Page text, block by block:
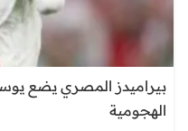
بيراميدز المصري يضع
الهجومية